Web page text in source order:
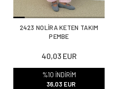
2423 NOLİRA KETEN TAKIM
PEMBE
40,03 EUR
%10 İNDİRİM
36,03 EUR